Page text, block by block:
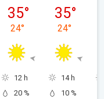
35°
24°
12 h
20 %
35°
24°
14 h
10 %